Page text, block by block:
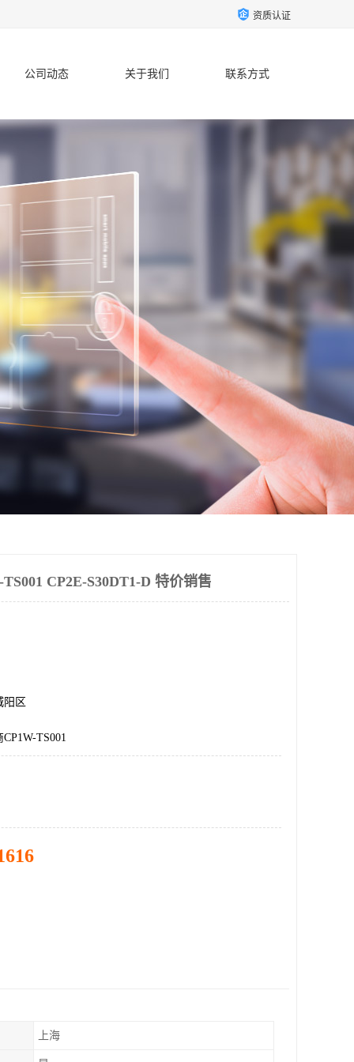
资质认证
公司动态 关于我们 联系方式
CP2E-S30DT1-D 特价销售
阳区
TS001
上海